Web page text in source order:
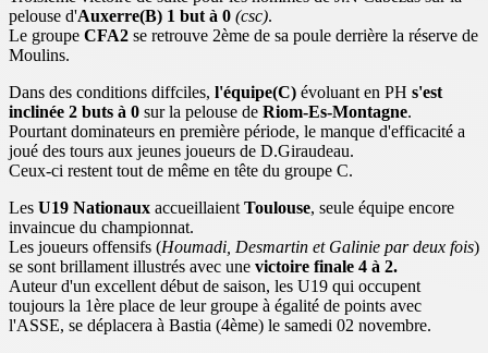
pelouse d'Auxerre(B) 1 but à 0 (csc).
Le groupe CFA2 se retrouve 2ème de sa poule derrière la réserve de
Moulins.
Dans des conditions diffciles, l'équipe(C) évoluant en PH s'est
inclinée 2 buts à 0 sur la pelouse de Riom-Es-Montagne.
Pourtant dominateurs en première période, le manque d'efficacité a
joué des tours aux jeunes joueurs de D.Giraudeau.
Ceux-ci restent tout de même en tête du groupe C.
Les U19 Nationaux accueillaient Toulouse, seule équipe encore
invaincue du championnat.
Les joueurs offensifs (Houmadi, Desmartin et Galinie par deux fois)
se sont brillament illustrés avec une victoire finale 4 à 2.
Auteur d'un excellent début de saison, les U19 qui occupent
toujours la 1ère place de leur groupe à égalité de points avec
l'ASSE, se déplacera à Bastia (4ème) le samedi 02 novembre.